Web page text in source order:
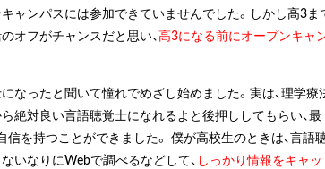
ャンパスには参加できていませんでした。しかし高3ま
オフがチャンスだと思い、高3になる前にオープンキャ
なったと聞いて憧れでめざし始めました。実は、理学療
絶対良い言語聴覚士になれるよと後押ししてもらい、最
を持つことができました。 僕が高校生のときは、言語
いなりにWebで調べるなどして、 しっかり情報をキャッ